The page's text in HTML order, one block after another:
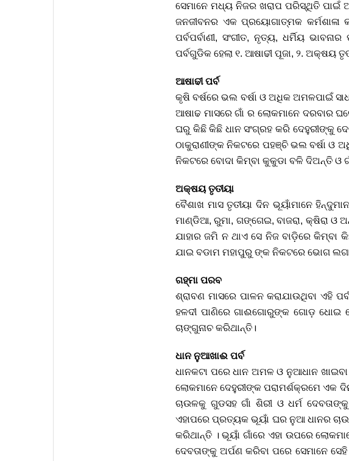
ସେମାନେ ମଧ୍ୟ ନିଜର ଖରାପ ପରିସ୍ଥିତି ପାଇଁ
ଜନଜୀବନର ଏକ ପ୍ରୟୋଗାତ୍ମକ
ପର୍ବପର୍ବାଣୀ, ସଂଗୀତ, ନୃତ୍ୟ, ଧର୍ମିୟ
ପର୍ବଗୁଡିକ ହେଲା ୧. ଆଷାଢୀ ପୂଜା, ୨. ଅକ୍ଷୟ
ଆଷାଢୀ ପର୍ବ
କୃଷି ବର୍ଷରେ ଭଲ ବର୍ଷା ଓ ଅଧିକ ଅମଳପାଇଁ
ଆଷାଢ ମାସରେ ଗାଁ ର ଲୋକମାନେ
ଘରୁ କିଛି କିଛି ଧାନ ସଂଗ୍ରହ କରି ଦେହୁରୀଙ୍କୁ
ଠାକୁରାଣୀଙ୍କ ନିକଟରେ ପହଞ୍ଚି ଭଲ ବର୍ଷା ଓ
ନିକଟରେ ବୋଦା କିମ୍ବା କୁକୁଡା ବଳି ଦିଅନ୍ତି ଓ
ଅକ୍ଷୟ ତୃତୀୟା
ବୈଶାଖ ମାସ ତୃତୀୟା ଦିନ ଭୂୟାଁମାନେ
ମାଣ୍ଡିଆ, ରୁମା, ଗଙ୍ଗେଇ, ବାଜରା, କ୍ଷିରା ଓ
ଯାହାର ଜମି ନ ଥାଏ ସେ ନିଜ ବାଡ଼ିରେ
ଯାଇ ବଡାମ ମହାପୁରୁ ଙ୍କ ନିକଟରେ ଭୋଗ
ଗହ୍ମା ପରବ
ଶ୍ରାବଣ ମାସରେ ପାଳନ କରାଯାଉଥିବା ଏହି
ହଳଦୀ ପାଣିରେ ଗାଈଗୋରୁଙ୍କ ଗୋଡ଼ ଧୋଇ
ଚାଙ୍ଗୁନାଚ କରିଥାନ୍ତି।
ଧାନ ନୁଆଖାଈ ପର୍ବ
ଧାନକଟା ପରେ ଧାନ ଅମଳ ଓ ନୁଆଧାନ
ଲୋକମାନେ ଦେହୁରୀଙ୍କ ପରାମର୍ଶକ୍ରମେ ଏକ
ଚାଉଳକୁ ଗୁଡସହ ଗାଁ ଶିରୀ ଓ ଧର୍ମ
ଏହାପରେ ପ୍ରତ୍ୟକ ଭୂୟାଁ ଘର ନୁଆ ଧାନର
କରିଥାନ୍ତି । ଭୂୟାଁ ଗାଁରେ ଏହା ଉପରେ
ଦେବତାଙ୍କୁ ଅର୍ପଣ କରିବା ପରେ ସେମାନେ